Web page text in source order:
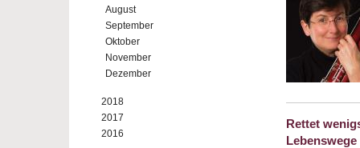
August
September
Oktober
November
Dezember
2018
2017
2016
Rettet